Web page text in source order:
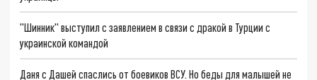
"Шинник" выступил с заявлением в связи с дракой в Турции с
украинской командой
Даня с Дашей спаслись от боевиков ВСУ. Но беды для малышей не